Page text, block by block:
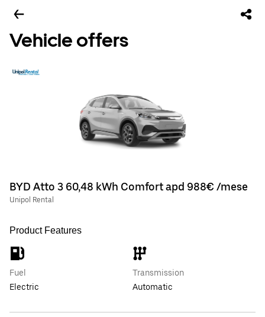
Vehicle offers
BYD Atto 3 60,48 kWh Comfort apd 988€ /mese
Unipol Rental
Product Features
Fuel
Electric
Transmission
Automatic